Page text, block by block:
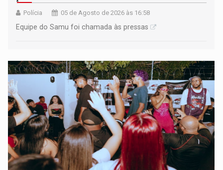
Polícia 05 de Agosto de 2026 às 16:58
Equipe do Samu foi chamada às pressas